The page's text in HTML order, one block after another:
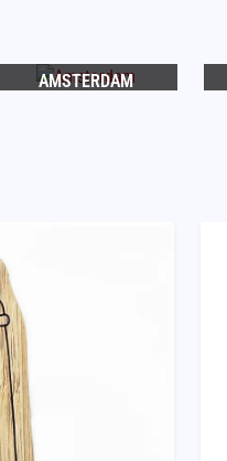
AMSTERDAM